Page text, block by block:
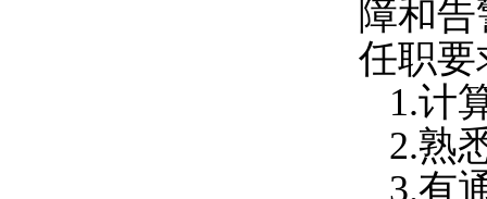
障和
任职要
1.计
2.熟
3.有